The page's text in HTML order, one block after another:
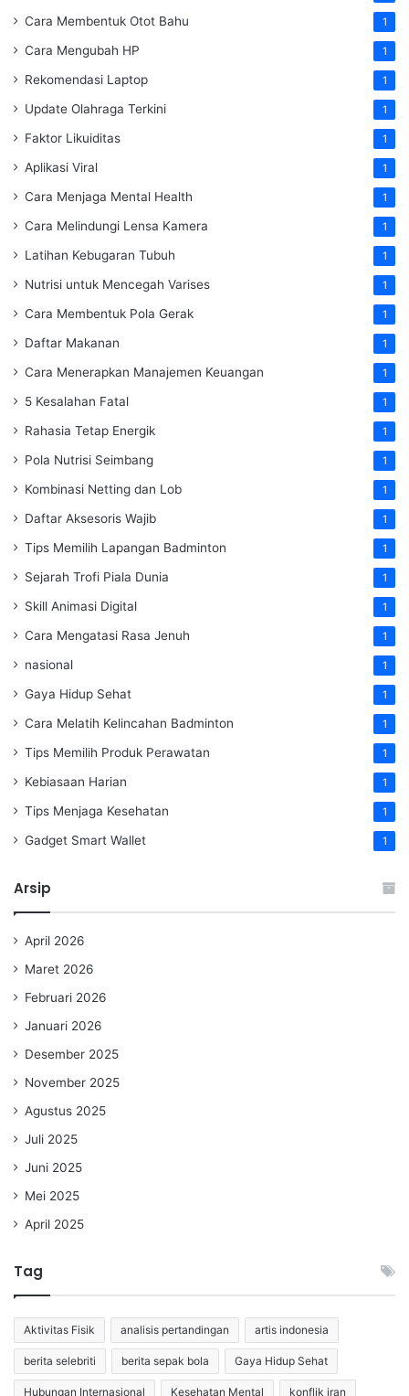
Cara Membentuk Otot Bahu 1
Cara Mengubah HP 1
Rekomendasi Laptop 1
Update Olahraga Terkini 1
Faktor Likuiditas 1
Aplikasi Viral 1
Cara Menjaga Mental Health 1
Cara Melindungi Lensa Kamera 1
Latihan Kebugaran Tubuh 1
Nutrisi untuk Mencegah Varises 1
Cara Membentuk Pola Gerak 1
Daftar Makanan 1
Cara Menerapkan Manajemen Keuangan 1
5 Kesalahan Fatal 1
Rahasia Tetap Energik 1
Pola Nutrisi Seimbang 1
Kombinasi Netting dan Lob 1
Daftar Aksesoris Wajib 1
Tips Memilih Lapangan Badminton 1
Sejarah Trofi Piala Dunia 1
Skill Animasi Digital 1
Cara Mengatasi Rasa Jenuh 1
nasional 1
Gaya Hidup Sehat 1
Cara Melatih Kelincahan Badminton 1
Tips Memilih Produk Perawatan 1
Kebiasaan Harian 1
Tips Menjaga Kesehatan 1
Gadget Smart Wallet 1
Arsip
April 2026
Maret 2026
Februari 2026
Januari 2026
Desember 2025
November 2025
Agustus 2025
Juli 2025
Juni 2025
Mei 2025
April 2025
Tag
Aktivitas Fisik analisis pertandingan artis indonesia
berita selebriti berita sepak bola Gaya Hidup Sehat
Hubungan Internasional Kesehatan Mental konflik iran